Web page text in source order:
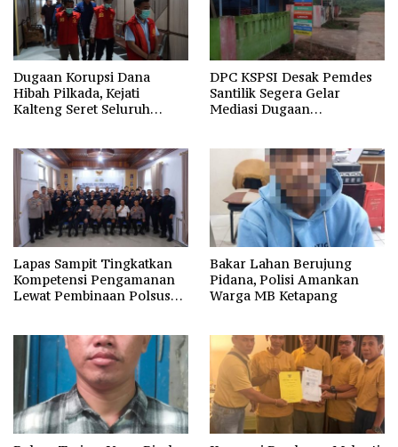
Dugaan Korupsi Dana
Hibah Pilkada, Kejati
Kalteng Seret Seluruh
DPC KSPSI Desak Pemdes
Santilik Segera Gelar
Mediasi Dugaan
Lapas Sampit Tingkatkan
Kompetensi Pengamanan
Lewat Pembinaan Polsus
Bakar Lahan Berujung
Pidana, Polisi Amankan
Warga MB Ketapang